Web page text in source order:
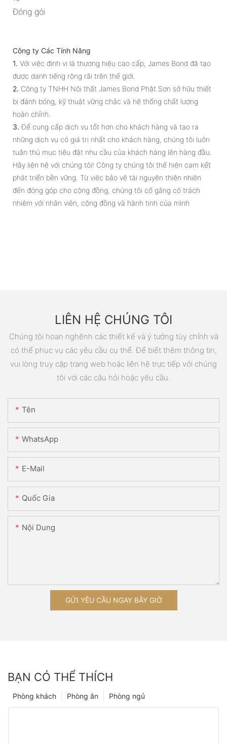
Đóng gói
Công ty Các Tính Năng
1. Với việc định vị là thương hiệu cao cấp, James Bond đã tạo
được danh tiếng rộng rãi trên thế giới.
2. Công ty TNHH Nội thất James Bond Phật Sơn sở hữu thiết
bị đánh bóng, kỹ thuật vững chắc và hệ thống chất lượng
hoàn chỉnh.
3. Để cung cấp dịch vụ tốt hơn cho khách hàng và tạo ra
những dịch vụ có giá trị nhất cho khách hàng, chúng tôi luôn
tuân thủ mục tiêu đặt nhu cầu của khách hàng lên hàng đầu.
Hãy liên hệ với chúng tôi! Công ty chúng tôi thể hiện cam kết
phát triển bền vững. Từ việc bảo vệ tài nguyên thiên nhiên
đến đóng góp cho cộng đồng, chúng tôi cố gắng có trách
nhiệm với nhân viên, cộng đồng và hành tinh của mình
LIÊN HỆ CHÚNG TÔI
Chúng tôi hoan nghênh các thiết kế và ý tưởng tùy chỉnh và
có thể phục vụ các yêu cầu cụ thể. Để biết thêm thông tin,
vui lòng truy cập trang web hoặc liên hệ trực tiếp với chúng
tôi với các câu hỏi hoặc yêu cầu.
Tên
WhatsApp
E-Mail
Quốc Gia
Nội Dung
GỬI YÊU CẦU NGAY BÂY GIỜ
BẠN CÓ THỂ THÍCH
Phòng ngủ
Phòng ăn
Phòng khách